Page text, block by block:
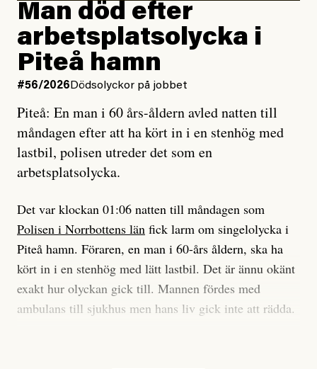
Jag lärde mig renovera
enligt uråldrig metod
och lade min sista ungdom
på att laga en gammal bod.
Jag sökte ljuset och meningen,
efter det som var rent, rätt och sant,
och aldrig såg jag det klarare än
när jag ombord på bussen hjälpte en tant.
#23/2026Intervjun
Jesper Lundby: ”Livet i sig
är ganska politiskt”
Man död efter
arbetsplatsolycka i
Piteå hamn
#56/2026 Dödsolyckor på jobbet
Piteå: En man i 60 års-åldern avled natten till
måndagen efter att ha kört in i en stenhög med
lastbil, polisen utreder det som en
arbetsplatsolycka.
Det var klockan 01:06 natten till måndagen som
Polisen i Norrbottens län fick larm om singelolycka i
Piteå hamn. Föraren, en man i 60-års åldern, ska ha
kört in i en stenhög med lätt lastbil. Det är ännu okänt
exakt hur olyckan gick till. Mannen fördes med
ambulans till sjukhus men hans liv gick inte att rädda.